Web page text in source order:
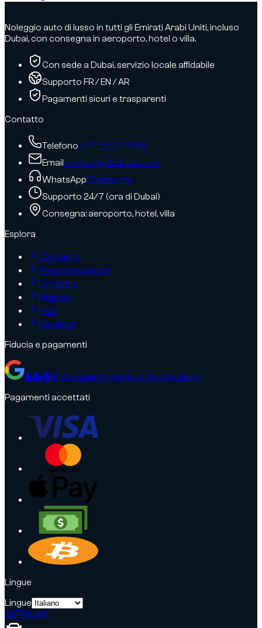
Noleggio auto di lusso in tutti gli Emirati Arabi Uniti, incluso
Dubai, con consegna in aeroporto, hotel o villa.
Con sede a Dubai, servizio locale affidabile
Supporto FR / EN / AR
Pagamenti sicuri e trasparenti
Contatto
Telefono+971 58 101 1086
Emailcontact@dzdubai.com
WhatsAppChatta ora
Supporto 24/7 (ora di Dubai)
Consegna: aeroporto, hotel, villa
Esplora
Chi siamo
Area noleggiatori
Contatto
Marche
SUV
Supercar
Fiducia e pagamenti
4.9/518 Recensioni clienti su Google Maps
Pagamenti accettati
Lingue
Lingue
ENFRRUAR